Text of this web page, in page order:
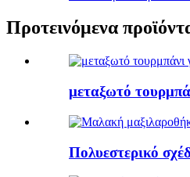
Προτεινόμενα
μεταξωτό
Πολυεστερικό